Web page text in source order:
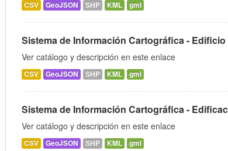
CSV GeoJSON SHP KML gml
Sistema de Información Cartográfica - Edificio
Ver catálogo y descripción en este enlace
CSV GeoJSON SHP KML gml
Sistema de Información Cartográfica -
Ver catálogo y descripción en este enlace
CSV GeoJSON SHP KML gml